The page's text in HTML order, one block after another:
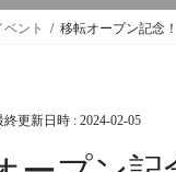
ベント 移転オープン記念
終更新日時 : 2024-02-05